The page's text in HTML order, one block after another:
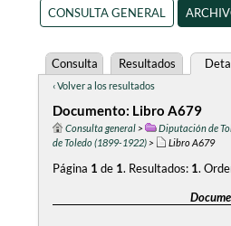
CONSULTA GENERAL
Consulta Resultados
‹ Volver a los resultados
Documento: Libro A679
Consulta general> Diputación de
de Toledo (1899-1922)> Libro A679
Página 1 de 1. Resultados: 1.